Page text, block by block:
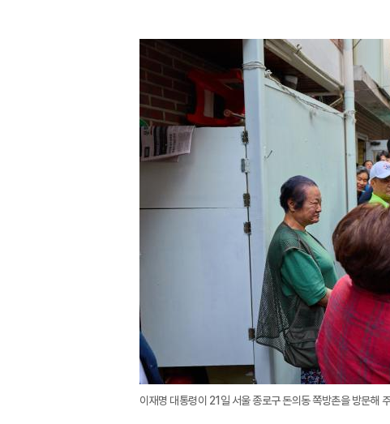
이재명 대통령이 21일 서울 종로구 돈의동 쪽방촌을 방문해